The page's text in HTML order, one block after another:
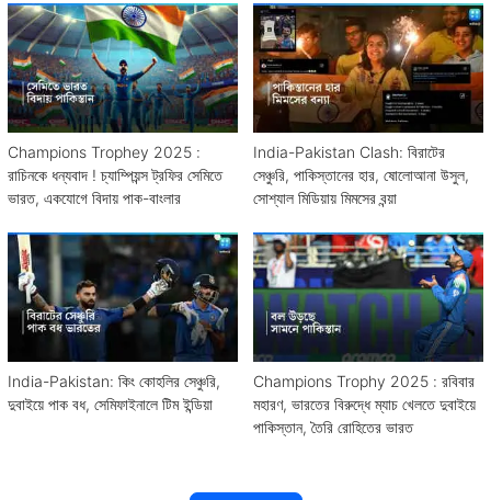
Champions Trophey 2025 :
রাচিনকে ধন্যবাদ ! চ্যাম্পিয়ন্স ট্রফির সেমিতে
ভারত, একযোগে বিদায় পাক-বাংলার
India-Pakistan Clash: বিরাটের
সেঞ্চুরি, পাকিস্তানের হার, ষোলোআনা উসুল,
সোশ্যাল মিডিয়ায় মিমসের বন্য়া
India-Pakistan: কিং কোহলির সেঞ্চুরি,
দুবাইয়ে পাক বধ, সেমিফাইনালে টিম ইন্ডিয়া
Champions Trophy 2025 : রবিবার
মহারণ, ভারতের বিরুদ্ধে ম্যাচ খেলতে দুবাইয়ে
পাকিস্তান, তৈরি রোহিতের ভারত